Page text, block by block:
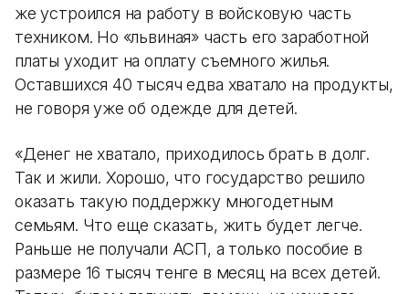
же устроился на работу в войсковую часть
техником. Но «львиная» часть его заработной
платы уходит на оплату съемного жилья.
Оставшихся 40 тысяч едва хватало на продукты,
не говоря уже об одежде для детей.
«Денег не хватало, приходилось брать в долг.
Так и жили. Хорошо, что государство решило
оказать такую поддержку многодетным
семьям. Что еще сказать, жить будет легче.
Раньше не получали АСП, а только пособие в
размере 16 тысяч тенге в месяц на всех детей.